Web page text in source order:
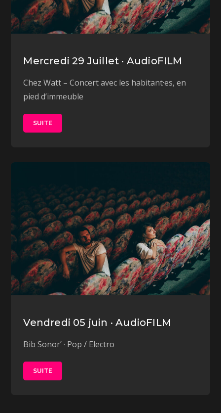
Mercredi 29 Juillet · AudioFILM
Chez Watt – Concert avec les habitant·es, en
pied d’immeuble
SUITE
Vendredi 05 juin · AudioFILM
Bib Sonor’ · Pop / Electro
SUITE